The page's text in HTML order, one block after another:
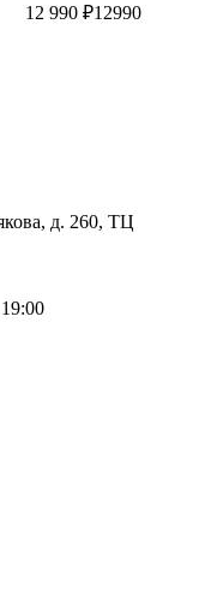
12 990 ₽12990
д. 260, ТЦ